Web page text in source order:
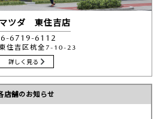
ツダ 東住吉店
6719-6112
住吉区杭全7-10-23
詳しく見る
店舗のお知らせ